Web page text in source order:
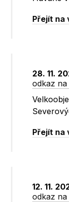
Přejít na
28. 11.
odkaz
Přejít na
12. 11.
odkaz